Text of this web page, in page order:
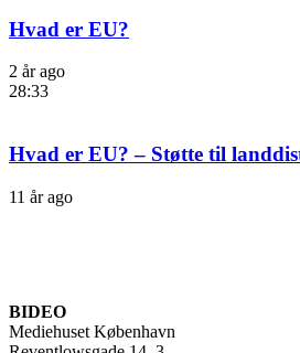
Hvad er EU?
2 år ago
28:33
Hvad er EU? – Støtte til
11 år ago
BIDEO
Mediehuset København